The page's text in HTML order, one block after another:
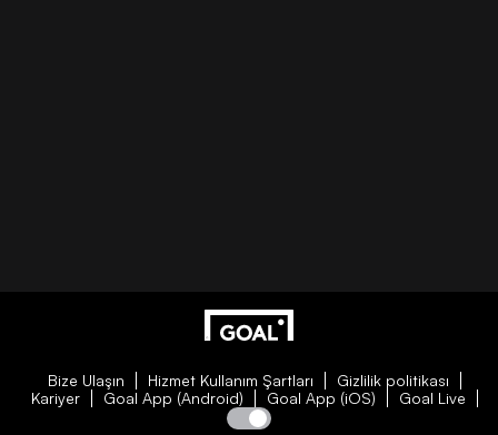
Bize Ulaşın Hizmet Kullanım Şartları
Gizlilik politikası
Kariyer
Goal App (Android) Goal App (iOS) Goal Live